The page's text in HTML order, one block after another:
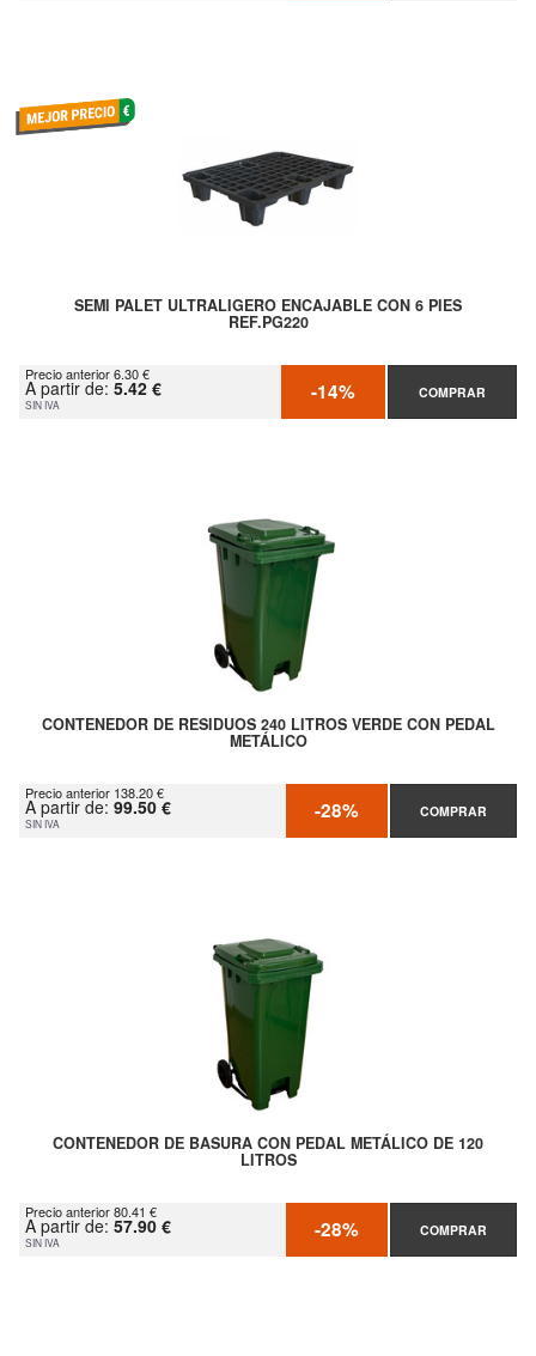
SEMI PALET ULTRALIGERO ENCAJABLE CON 6 PIES
REF.PG220
Precio anterior 6.30 €
A partir de: 5.42 €
SIN IVA -14% COMPRAR
CONTENEDOR DE RESIDUOS 240 LITROS VERDE CON PEDAL
METÁLICO
Precio anterior 138.20 €
A partir de: 99.50 €
SIN IVA -28% COMPRAR
CONTENEDOR DE BASURA CON PEDAL METÁLICO DE 120
LITROS
Precio anterior 80.41 €
A partir de: 57.90 €
SIN IVA -28% COMPRAR